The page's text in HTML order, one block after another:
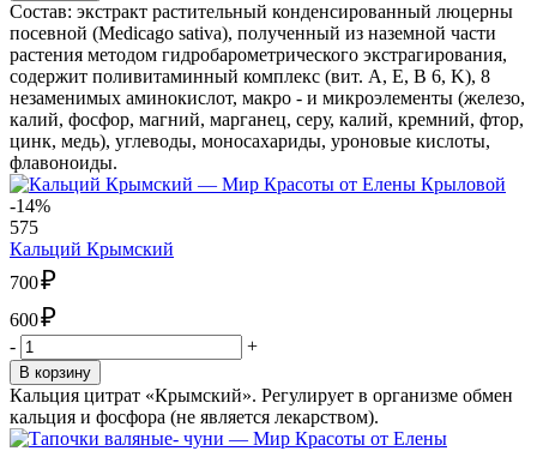
Состав: экстракт растительный конденсированный люцерны
посевной (Medicago sativa), полученный из наземной части
растения методом гидробарометрического экстрагирования,
содержит поливитаминный комплекс (вит. A, E, B 6, K), 8
незаменимых аминокислот, макро - и микроэлементы (железо,
калий, фосфор, магний, марганец, серу, калий, кремний, фтор,
цинк, медь), углеводы, моносахариды, уроновые кислоты,
флавоноиды.
-14%
575
Кальций Крымский
700₽
600₽
- +
В корзину
Кальция цитрат «Крымский». Регулирует в организме обмен
кальция и фосфора (не является лекарством).